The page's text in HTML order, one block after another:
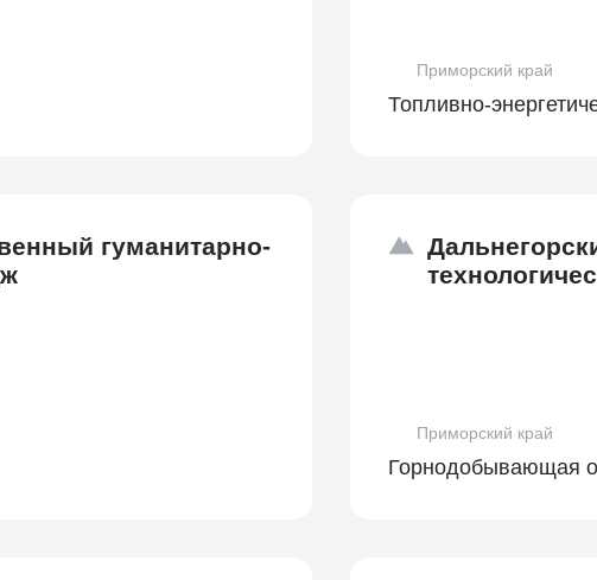
Приморский край
Топливно-
гуманитарно-
Приморский край
Горнодобывающая